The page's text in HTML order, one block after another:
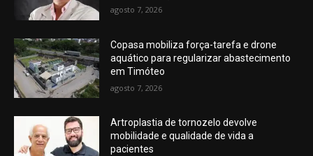
agosto 7, 2026
Copasa mobiliza força-tarefa e drone
aquático para regularizar abastecimento
em Timóteo
agosto 7, 2026
Artroplastia de tornozelo devolve
mobilidade e qualidade de vida a
pacientes